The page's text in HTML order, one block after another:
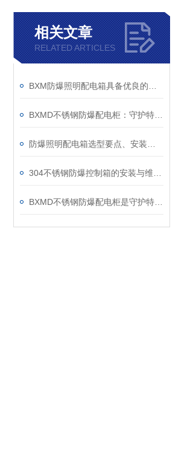
相关文章
RELATED ARTICLES